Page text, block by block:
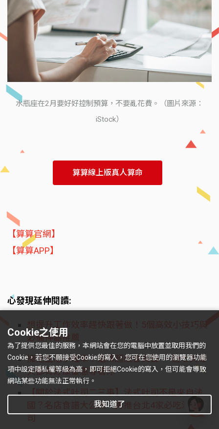
水瓶座在2月要好好控制預算，不要亂花費。（圖片來源：
iStock）
算算線上版真人算命
【算算官網】
【算算APP】
心發現延伸閱讀:
想提升工作效率趕快跟著做！5個高效小技巧與
必備神器推薦
擁抱生活小確幸！遠傳超級會員日 一週七天每
天都有好康優惠等著你
【關於法式吐司二三事】法式吐司不是來自法
國？名店食譜大公開，再推台北4家必吃法式吐
Cookie之使用
為了提供您最佳的服務，本網站會在您的電腦中放置並取用我們的
Cookie，若您不願接受Cookie的寫入，您可在您使用的瀏覽器功能
項中設定隱私權等級為高，即可拒絕Cookie的寫入，但可能會導致
網站某些功能無法正常執行。
我知道了